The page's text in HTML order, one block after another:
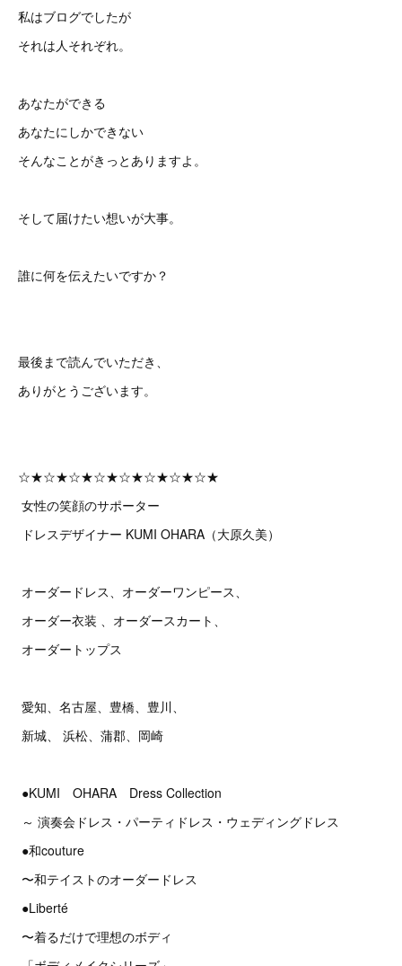
私はブログでしたが
それは人それぞれ。
あなたができる
あなたにしかできない
そんなことがきっとありますよ。
そして届けたい想いが大事。
誰に何を伝えたいですか？
最後まで読んでいただき、
ありがとうございます。
☆★☆★☆★☆★☆★☆★☆★☆★
女性の笑顔のサポーター
ドレスデザイナー KUMI OHARA（大原久美）
オーダードレス、オーダーワンピース、
オーダー衣装 、オーダースカート、
オーダートップス
愛知、名古屋、豊橋、豊川、
新城、 浜松、蒲郡、岡崎
●KUMI OHARA Dress Collection
～ 演奏会ドレス・パーティドレス・ウェディングドレス
●和couture
〜和テイストのオーダードレス
●Liberté
〜着るだけで理想のボディ